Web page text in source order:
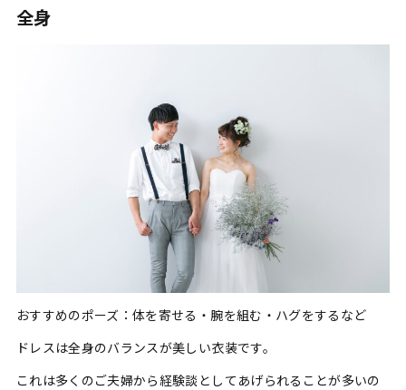
全身
おすすめのポーズ：体を寄せる・腕を組む・ハグをするなど
ドレスは全身のバランスが美しい衣装です。
これは多くのご夫婦から経験談としてあげられることが多いの